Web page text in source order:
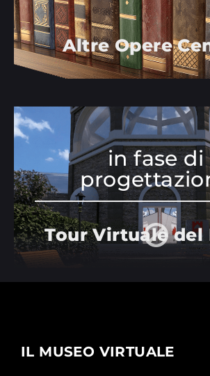
Altre Opere
in fase di
Tour Virtuale del
IL MUSEO VIRTUALE